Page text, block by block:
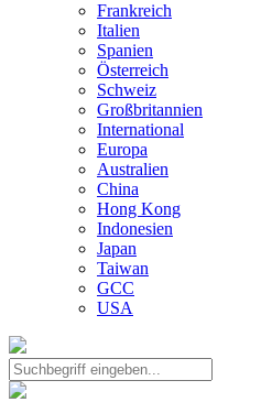
Frankreich
Italien
Spanien
Österreich
Schweiz
Großbritannien
International
Europa
Australien
China
Hong Kong
Indonesien
Japan
Taiwan
GCC
USA